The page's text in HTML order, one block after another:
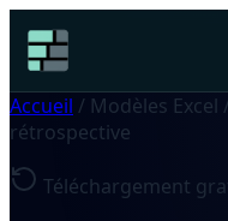
Accueil / Modèles Excel /
rétrospective
Téléchargement